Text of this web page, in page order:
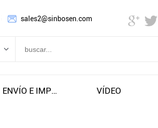
sales2@sinbosen.com
ENVÍO E IMPUESTOS GRATUITOS VÍDEO